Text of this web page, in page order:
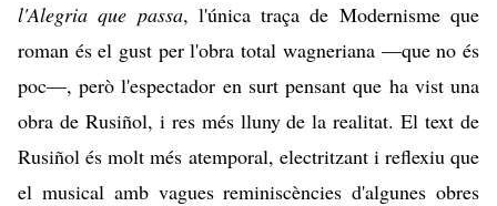
l'Alegria que passa, l'única traça de Modernisme que
roman és el gust per l'obra total wagneriana —que no és
poc—, però l'espectador en surt pensant que ha vist una
obra de Rusiñol, i res més lluny de la realitat. El text de
Rusiñol és molt més atemporal, electritzant i reflexiu que
el musical amb vagues reminiscències d'algunes obres